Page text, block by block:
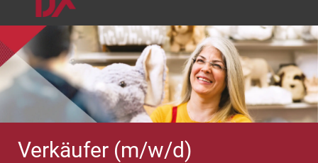
Verkäufer (m/w/d)